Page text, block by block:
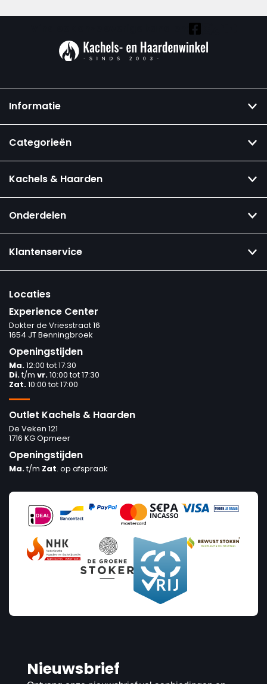
Informatie
Categorieën
Kachels & Haarden
Onderdelen
Klantenservice
Locaties
Experience Center
Dokter de Vriesstraat 16
1654 JT Benningbroek
Openingstijden
Ma.12:00 tot 17:30
Di.t/m vr.10:00 tot 17:30
Zat.10:00 tot 17:00
Outlet Kachels & Haarden
De Veken 121
1716 KG Opmeer
Openingstijden
Ma.t/m Zat. op afspraak
Nieuwsbrief